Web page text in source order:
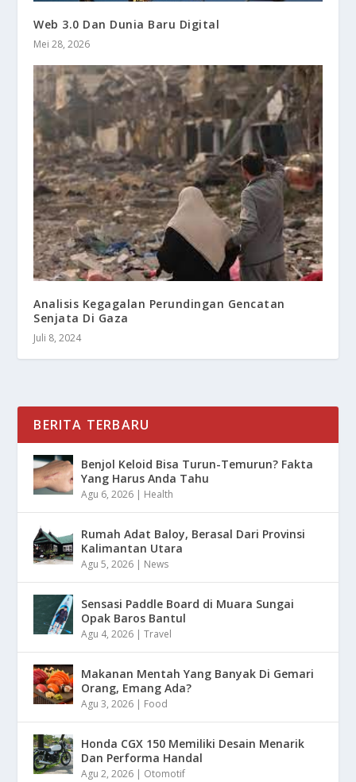
Web 3.0 Dan Dunia Baru Digital
Mei 28, 2026
Analisis Kegagalan Perundingan Gencatan
Senjata Di Gaza
Juli 8, 2024
BERITA TERBARU
Benjol Keloid Bisa Turun-Temurun? Fakta
Yang Harus Anda Tahu
Agu 6, 2026 | Health
Rumah Adat Baloy, Berasal Dari Provinsi
Kalimantan Utara
Agu 5, 2026 | News
Sensasi Paddle Board di Muara Sungai
Opak Baros Bantul
Agu 4, 2026 |Travel
Makanan Mentah Yang Banyak Di Gemari
Orang, Emang Ada?
Agu 3, 2026 | Food
Honda CGX 150 Memiliki Desain Menarik
Dan Performa Handal
Agu 2, 2026 | Otomotif